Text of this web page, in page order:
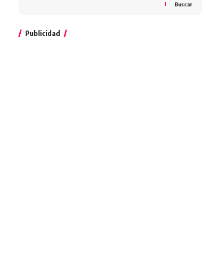
Buscar
Publicidad